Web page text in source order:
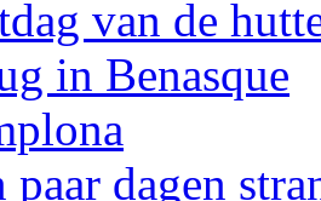
van de
in Benasque
paar dagen